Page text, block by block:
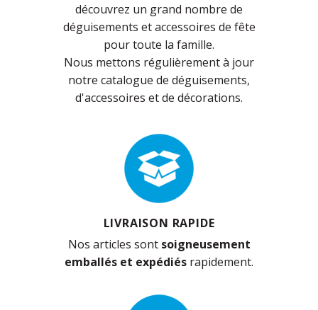
découvrez un grand nombre de
déguisements et accessoires de fête
pour toute la famille.
Nous mettons régulièrement à jour
notre catalogue de déguisements,
d'accessoires et de décorations.
LIVRAISON RAPIDE
Nos articles sont soigneusement
emballés et expédiés rapidement.